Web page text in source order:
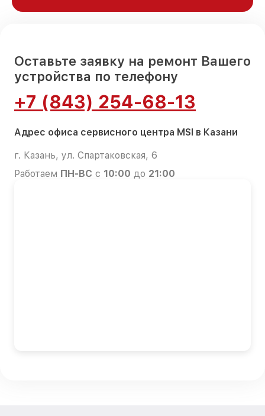
Оставьте заявку на ремонт Вашего
устройства по телефону
+7 (843) 254-68-13
Адрес офиса сервисного центра MSI в Казани
г. Казань, ул. Спартаковская, 6
Работаем ПН-ВС с 10:00 до 21:00